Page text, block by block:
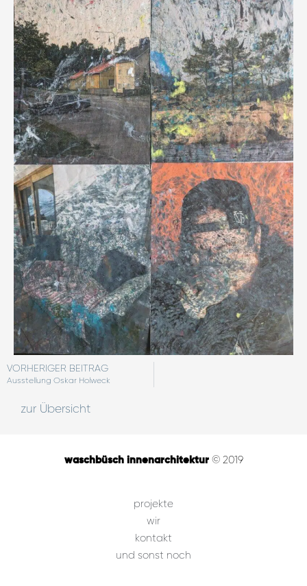
VORHERIGER BEITRAG
Ausstellung Oskar Holweck
zur Übersicht
waschbüsch innenarchitektur© 2019
projekte
wir
kontakt
und sonst noch